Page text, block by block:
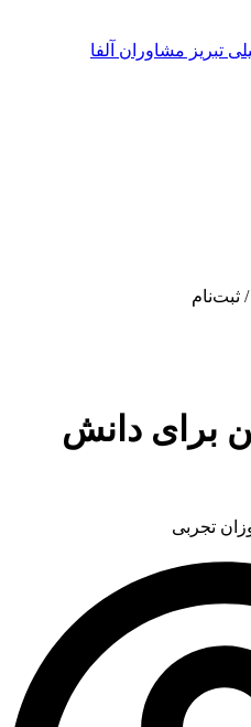
ثبت‌نام
برای دانش
تجربی